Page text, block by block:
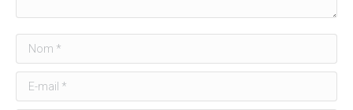
Nom *
E-mail *